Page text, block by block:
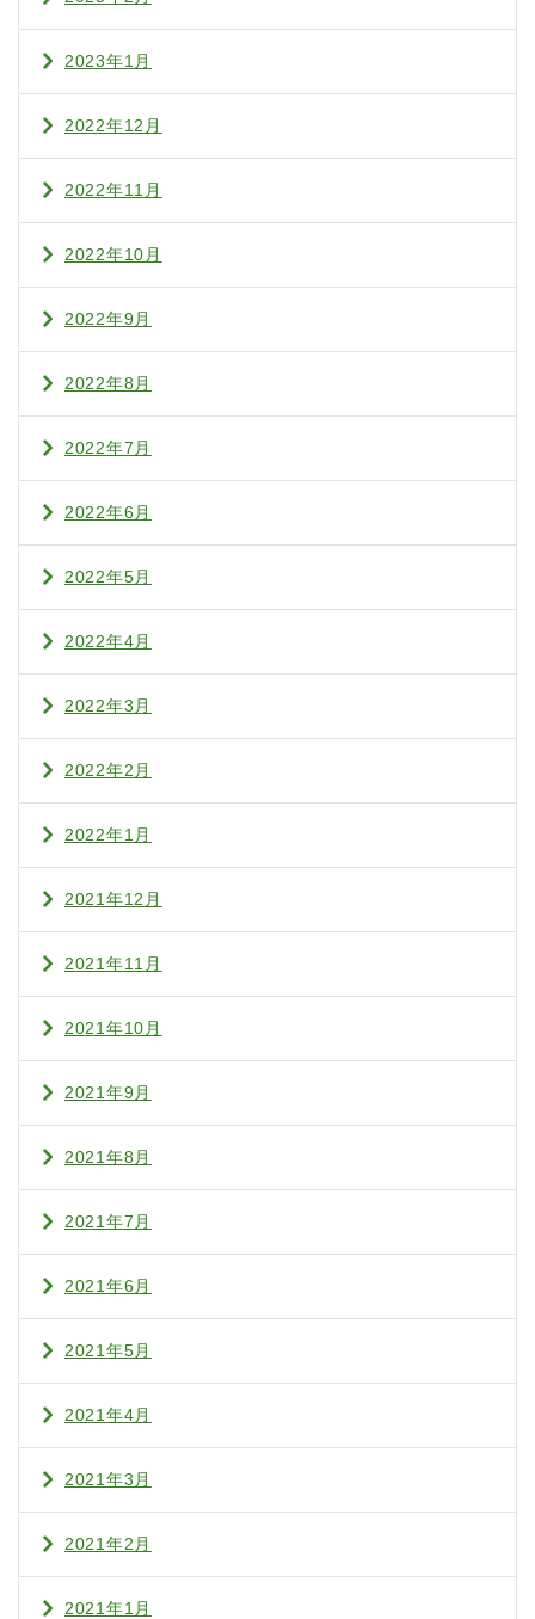
2023年1月
2022年12月
2022年11月
2022年10月
2022年9月
2022年8月
2022年7月
2022年6月
2022年5月
2022年4月
2022年3月
2022年2月
2022年1月
2021年12月
2021年11月
2021年10月
2021年9月
2021年8月
2021年7月
2021年6月
2021年5月
2021年4月
2021年3月
2021年2月
2021年1月